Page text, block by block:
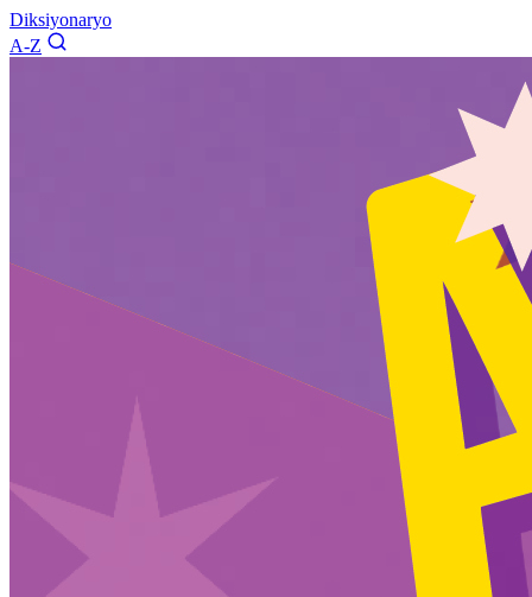
Diksiyonaryo
A-Z